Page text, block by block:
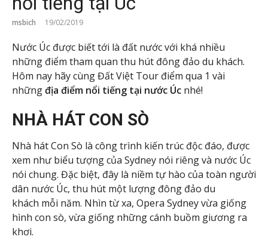
msbich 19/02/2019
Nước Úc được biết tới là đất nước với khá nhiều
những điểm tham quan thu hút đông đảo du khách.
Hôm nay hãy cùng Đất Việt Tour điểm qua 1 vài
nhữngđịa điểm nổi tiếng tại nước Úc nhé!
NHÀ HÁT CON SÒ
Nhà hát Con Sò là công trình kiến trúc độc đáo, được
xem như biểu tượng của Sydney nói riêng và nước Úc
nói chung. Đặc biệt, đây là niềm tự hào của toàn người
dân nước Úc, thu hút một lượng đông đảo du
khách mỗi năm. Nhìn từ xa, Opera Sydney vừa giống
hình con sò, vừa giống những cánh buồm giương ra
khơi.